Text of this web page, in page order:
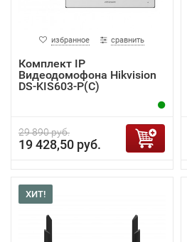
избранное сравнить
Комплект IP
Видеодомофона Hikvision
DS-KIS603-P(C)
29 890 руб.
19 428,50 руб.
ХИТ!